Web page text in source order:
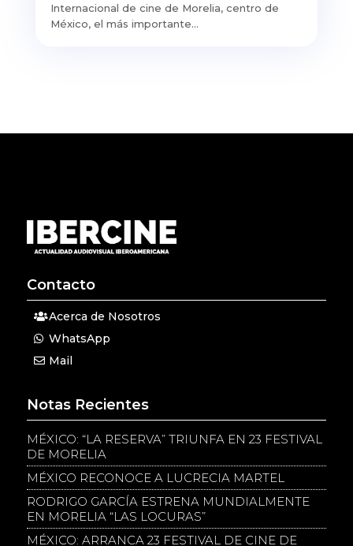
Internacional de cine de Morelia, centro de
México, el más importante...
Contacto
Acerca de Nosotros
WhatsApp
Mail
Notas Recientes
MÉXICO: “LA RESERVA” TRIUNFA EN 23 FESTIVAL
DE MORELIA
MÉXICO RECONOCE A LUCRECIA MARTEL
RODRIGO GARCÍA ESTRENA MUNDIALMENTE
EN MORELIA “LAS LOCURAS”
MÉXICO: ARRANCA 23 FESTIVAL DE CINE DE